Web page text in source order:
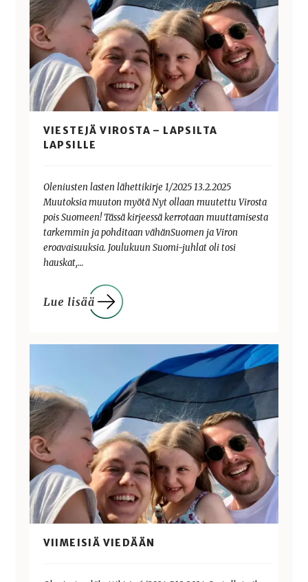
VIESTEJÄ VIROSTA – LAPSILTA
LAPSILLE
Oleniusten lasten lähettikirje 1/2025 13.2.2025
Muutoksia muuton myötä Nyt ollaan muutettu Virosta
pois Suomeen! Tässä kirjeessä kerrotaan muuttamisesta
tarkemmin ja pohditaan vähänSuomen ja Viron
eroavaisuuksia. Joulukuun Suomi-juhlat oli tosi
hauskat,…
VIIMEISIÄ VIEDÄÄN